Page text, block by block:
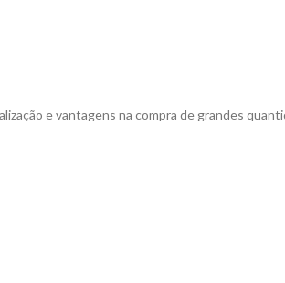
e vantagens na compra de grandes